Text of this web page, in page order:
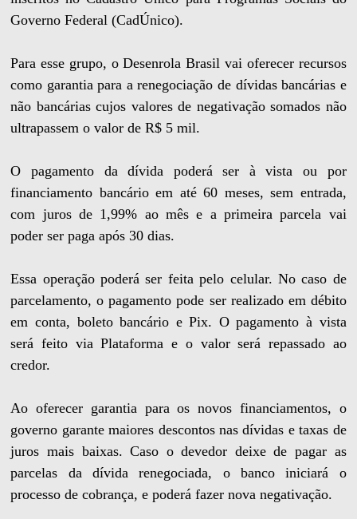
Governo Federal (CadÚnico).
Para esse grupo, o Desenrola Brasil vai oferecer recursos
como garantia para a renegociação de dívidas bancárias e
não bancárias cujos valores de negativação somados não
ultrapassem o valor de R$ 5 mil.
O pagamento da dívida poderá ser à vista ou por
financiamento bancário em até 60 meses, sem entrada,
com juros de 1,99% ao mês e a primeira parcela vai
poder ser paga após 30 dias.
Essa operação poderá ser feita pelo celular. No caso de
parcelamento, o pagamento pode ser realizado em débito
em conta, boleto bancário e Pix. O pagamento à vista
será feito via Plataforma e o valor será repassado ao
credor.
Ao oferecer garantia para os novos financiamentos, o
governo garante maiores descontos nas dívidas e taxas de
juros mais baixas. Caso o devedor deixe de pagar as
parcelas da dívida renegociada, o banco iniciará o
processo de cobrança, e poderá fazer nova negativação.